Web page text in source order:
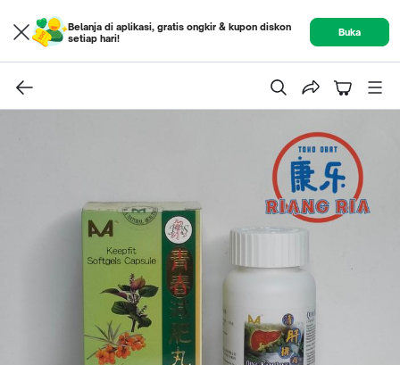
Belanja di aplikasi, gratis ongkir & kupon diskon
setiap hari!
Buka